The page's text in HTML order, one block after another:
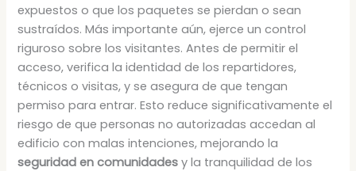
expuestos o que los paquetes se pierdan o sean
sustraídos. Más importante aún, ejerce un control
riguroso sobre los visitantes. Antes de permitir el
acceso, verifica la identidad de los repartidores,
técnicos o visitas, y se asegura de que tengan
permiso para entrar. Esto reduce significativamente el
riesgo de que personas no autorizadas accedan al
edificio con malas intenciones, mejorando la
seguridad en comunidades y la tranquilidad de los